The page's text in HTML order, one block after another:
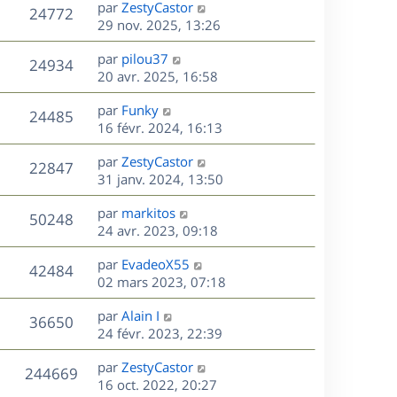
e
s
n
i
e
r
m
e
s
s
a
g
e
24772V
u
D
e
r
n
i
e
r
m
e
s
s
a
g
e
par ZestyCastor
29 nov. 2025, 13:26
24934V
u
s
D
e
r
n
i
e
r
m
e
s
s
a
g
e
par pilou37
20 avr. 2025, 16:58
24485V
u
s
D
e
r
n
i
e
r
m
e
s
s
a
g
e
par Funky
16 févr. 2024, 16:13
22847V
u
e
D
e
r
n
i
e
r
m
e
s
s
a
g
e
par ZestyCastor
31 janv. 2024, 13:50
50248V
u
s
D
e
r
n
i
e
r
m
e
s
s
par markitos
24 avr. 2023, 09:18
42484V
u
s
D
e
r
n
i
e
r
m
par EvadeoX55
02 mars 2023, 07:18
36650V
u
e
D
e
r
n
i
par Alain I
24 févr. 2023, 22:39
244669V
D
e
par ZestyCastor
16 oct. 2022, 20:27